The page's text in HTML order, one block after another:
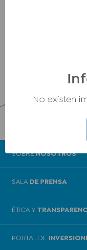
SOBRENOSOTROS
SALA DE PRENSA
ÉTICA Y
PORTAL DE
No existen